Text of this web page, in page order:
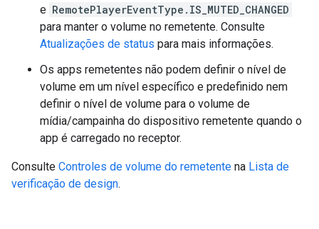
e RemotePlayerEventType.IS_MUTED_CHANGED
para manter o volume no remetente. Consulte
Atualizações de status para mais informações.
Os apps remetentes não podem definir o nível de
volume em um nível específico e predefinido nem
definir o nível de volume para o volume de
mídia/campainha do dispositivo remetente quando o
app é carregado no receptor.
Consulte Controles de volume do remetente na Lista de
verificação de design.